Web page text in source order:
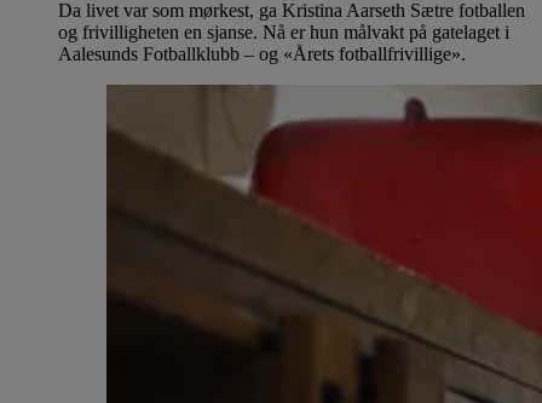
Da livet var som mørkest, ga Kristina Aarseth Sætre fotballen
og frivilligheten en sjanse. Nå er hun målvakt på gatelaget i
Aalesunds Fotballklubb – og «Årets fotballfrivillige».